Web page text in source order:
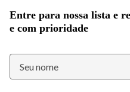
Entre para nossa lista e
e com prioridade